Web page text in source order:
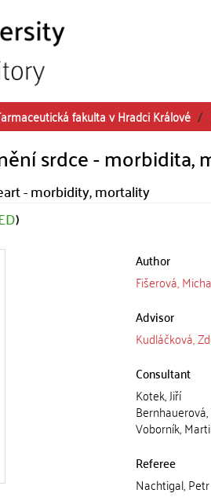
fakulta v Hradci Králové
srdce - morbidita,
- morbidity, mortality
)
Author
Fišerová,
Advisor
Kudláčková,
Consultant
Kotek, Jiří
Voborník,
Referee
Nachtigal, Petr